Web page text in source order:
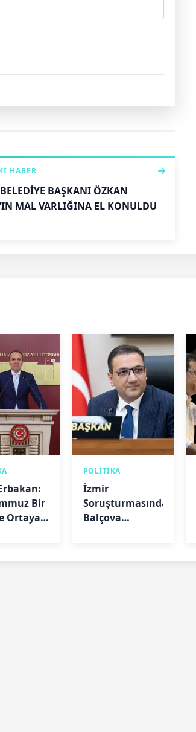
HABER
BAŞKANI ÖZKAN
MAL VARLIĞINA EL KONULDU
Bir
Ortaya
POLİTİKA
İzmir
Soruşturmasında
Balçova